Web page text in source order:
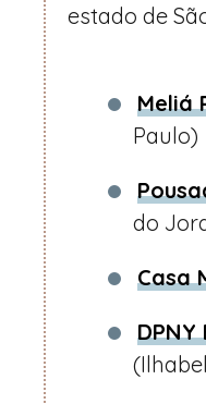
estado de
Meliá
Paulo)
do
Casa